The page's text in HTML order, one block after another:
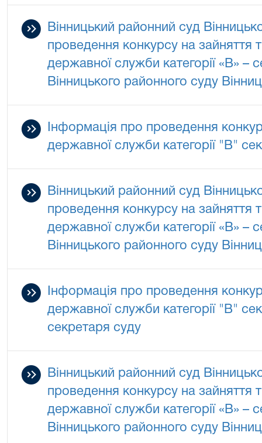
Вінницький районний суд
проведення конкурсу на зайняття
державної служби категорії «В» –
Вінницького районного суду
Інформація про проведення
державної служби категорії "В"
Вінницький районний суд
проведення конкурсу на зайняття
державної служби категорії «В» –
Вінницького районного суду
Інформація про проведення
державної служби категорії "В"
секретаря суду
Вінницький районний суд
проведення конкурсу на зайняття
державної служби категорії «В» –
Вінницького районного суду